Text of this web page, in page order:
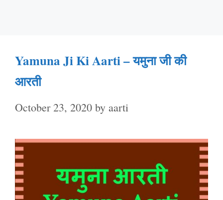
Yamuna Ji Ki Aarti – यमुना जी की
आरती
October 23, 2020 by aarti